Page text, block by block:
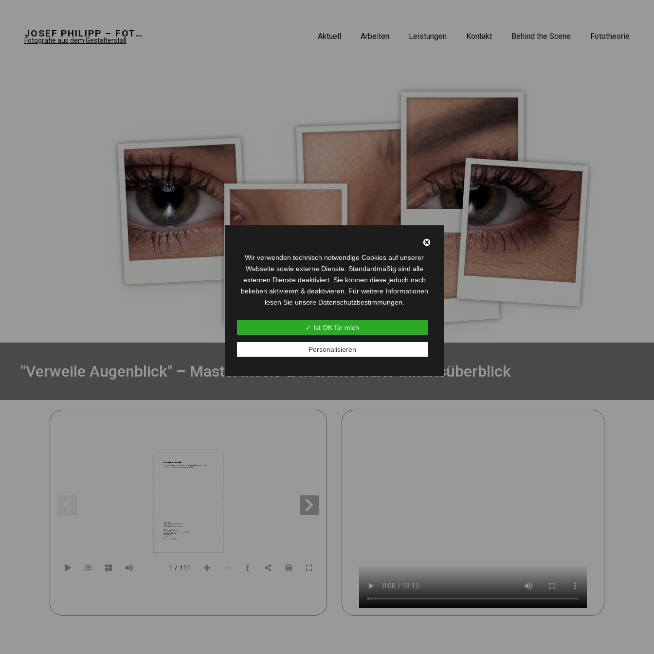
JOSEF PHILIPP – FOTOGRAFIE
Fotografie aus dem Gestalterstall Aktuell Arbeiten Leistungen Kontakt Behind the Scene Fototheorie
"Verweile Augenblick" – Masterthesis & multimedialer Inhaltsüberblick
Verweile Augenblick...
Überlegungen zum ‚schlüssigen Zeitpunkt’, einem zentralen Bestandteil und
Qualitätskriterium einer ‚authentischen’ Fotografie.
Master Thesis
„Master of Science“, MSc
Universitätslehrgang „Medienpädagogik”
Eingereicht am 25.7.2005
Abteilung Telekommunikation, Information und Medien
-Universität Krems
von Josef Philipp
Krems, Juli 2005
Betreuerin: Mag
. Edith Blaschitz
1 / 111
Wir verwenden technisch notwendige Cookies auf unserer
Webseite sowie externe Dienste. Standardmäßig sind alle
externen Dienste deaktiviert. Sie können diese jedoch nach
belieben aktivieren & deaktivieren. Für weitere Informationen
lesen Sie unsere Datenschutzbestimmungen.
✓ Ist OK für mich
Personalisieren